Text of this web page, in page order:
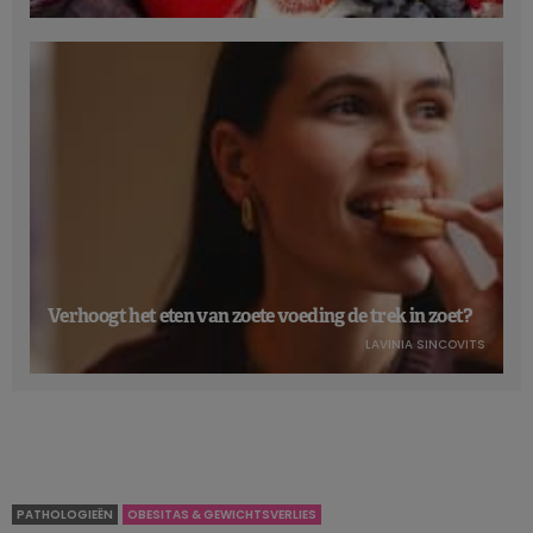
organisatie zoals de WHO het gebruik in aanbevelingen
formaliseert.
Let wel: deze aanbeveling is enkel van toepassing op
tafelzout, en niet op smaakmakers (zoals sojasaus of
vissaus), industriële producten en de gerechten in
restaurants. De aanbeveling geldt
evenmin voor kinderen
en mensen met een nierinsufficiëntie
Het is dan wel een unieke aanbeveling, maar de reële
impact ervan op de gezondheid zal wellicht beperkt zijn.
Enerzijds is er hetkleine aandeel van tafelzoutin de totale
zoutinname en anderzijds is de
smaak van kaliumzouteen
van de belangrijkste factoren voor het beperkte gebruik (en
À lire aussi :Welke invloed heeft ontbijten op het gewicht?
Verhoogt het eten van zoete voeding de trek in zoet?
LAVINIA SINCOVITS
PATHOLOGIEËN OBESITAS & GEWICHTSVERLIES